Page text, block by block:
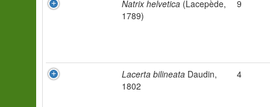
Natrix helvetica (Lacepède,
1789)
9
Lacerta bilineata Daudin,
1802
4